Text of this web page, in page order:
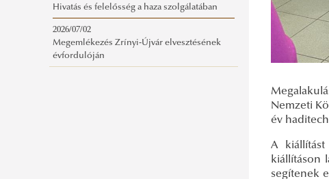
Hivatás és felelősség a haza szolgálatában
2026/07/02
Megemlékezés Zrínyi-Újvár elvesztésének
évfordulóján
Nemzeti
év
A kiállítást
kiállításon
segítenek